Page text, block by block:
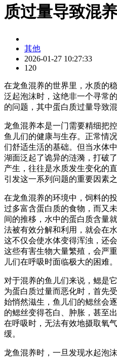
质过量导致混
其他
2026-01-27 10:27:33
120
在龙鱼混养的世界里，水质的
泛起泡沫时，这绝非一个寻常
的问题，其中蛋白质过量导致
龙鱼混养本是一门需要精细把
鱼儿们的健康与生存。正常情
们舒适生活的基础。但当水体
湖面泛起了诡异的涟漪，打破
产生，往往是水质发生变化的
引发这一系列问题的重要因素之
在龙鱼混养的环境中，饲料的
过多富含蛋白质的食物，而又
间的推移，水中的蛋白质含量
法被有效分解和利用，就会在
这不仅会使水体变得浑浊，还
这些有害生物大量繁殖，会严
儿们在呼吸时面临极大的困难。
对于混养的鱼儿们来说，鳃是
为蛋白质过量而恶化时，首先
始悄然滋生，鱼儿们的鳃丝会
的鳃丝变得苍白、肿胀，甚至
在呼吸时，无法有效地摄取氧
缓。
龙鱼混养时，一旦发现水起泡